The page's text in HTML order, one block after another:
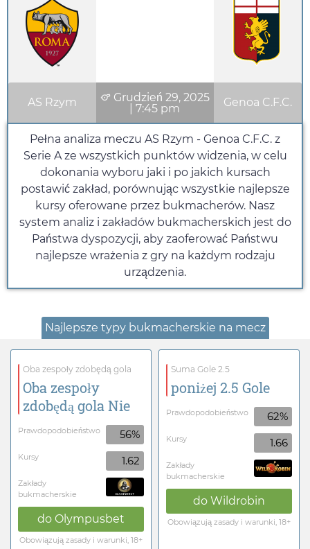
AS Rzym
Grudzień 29, 2025
|7:45 pm Genoa C.F.C.
Pełna analiza meczu AS Rzym - Genoa C.F.C. z
Serie A ze wszystkich punktów widzenia, w celu
dokonania wyboru jaki i po jakich kursach
postawić zakład, porównując wszystkie najlepsze
kursy oferowane przez bukmacherów. Nasz
system analiz i zakładów bukmacherskich jest do
Państwa dyspozycji, aby zaoferować Państwu
najlepsze wrażenia z gry na każdym rodzaju
urządzenia.
Najlepsze typy bukmacherskie na mecz
Oba zespoły zdobędą gola
Oba zespoły
zdobędą gola Nie
Prawdopodobieństwo 56%
Kursy 1.62
Zakłady
bukmacherskie
do Olympusbet
Obowiązują zasady i warunki, 18+
Suma Gole 2.5
poniżej 2.5 Gole
Prawdopodobieństwo 62%
Kursy 1.66
Zakłady
bukmacherskie
do Wildrobin
Obowiązują zasady i warunki, 18+